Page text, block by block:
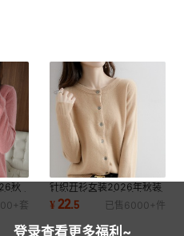
秋
色长
套
针织开衫女装2026年秋装
新款薄款圆领毛衣外套春秋
短款外搭上衣
¥ 22.5 已售 6000+ 件
登录查看更多福利~